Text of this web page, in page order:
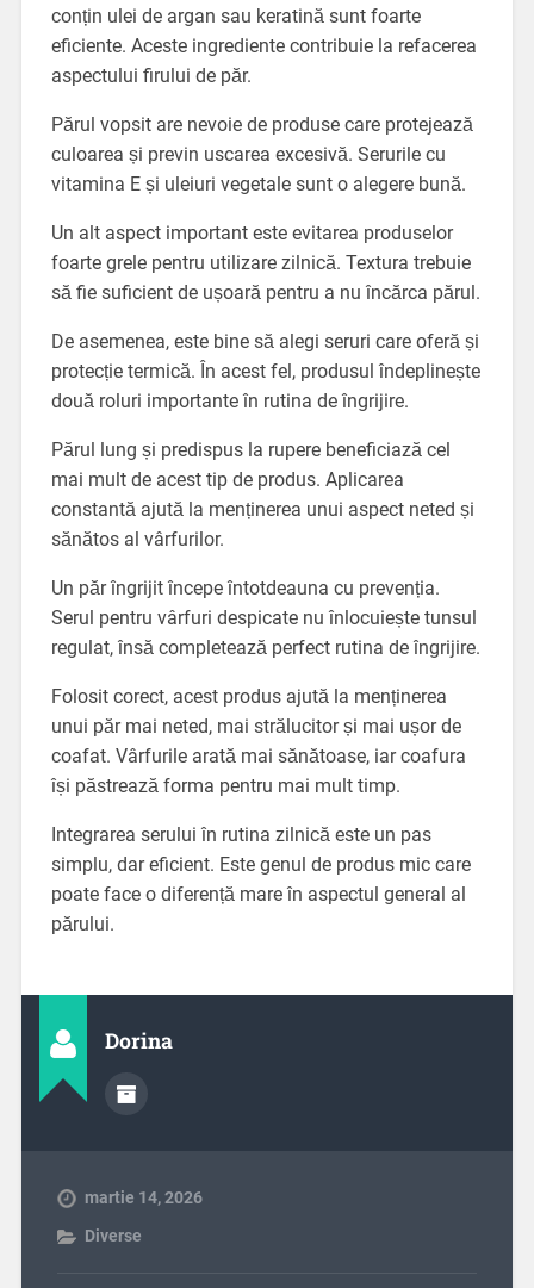
conțin ulei de argan sau keratină sunt foarte
eficiente. Aceste ingrediente contribuie la refacerea
aspectului firului de păr.
Părul vopsit are nevoie de produse care protejează
culoarea și previn uscarea excesivă. Serurile cu
vitamina E și uleiuri vegetale sunt o alegere bună.
Un alt aspect important este evitarea produselor
foarte grele pentru utilizare zilnică. Textura trebuie
să fie suficient de ușoară pentru a nu încărca părul.
De asemenea, este bine să alegi seruri care oferă și
protecție termică. În acest fel, produsul îndeplinește
două roluri importante în rutina de îngrijire.
Părul lung și predispus la rupere beneficiază cel
mai mult de acest tip de produs. Aplicarea
constantă ajută la menținerea unui aspect neted și
sănătos al vârfurilor.
Un păr îngrijit începe întotdeauna cu prevenția.
Serul pentru vârfuri despicate nu înlocuiește tunsul
regulat, însă completează perfect rutina de îngrijire.
Folosit corect, acest produs ajută la menținerea
unui păr mai neted, mai strălucitor și mai ușor de
coafat. Vârfurile arată mai sănătoase, iar coafura
își păstrează forma pentru mai mult timp.
Integrarea serului în rutina zilnică este un pas
simplu, dar eficient. Este genul de produs mic care
poate face o diferență mare în aspectul general al
părului.
Dorina
martie 14, 2026
Diverse